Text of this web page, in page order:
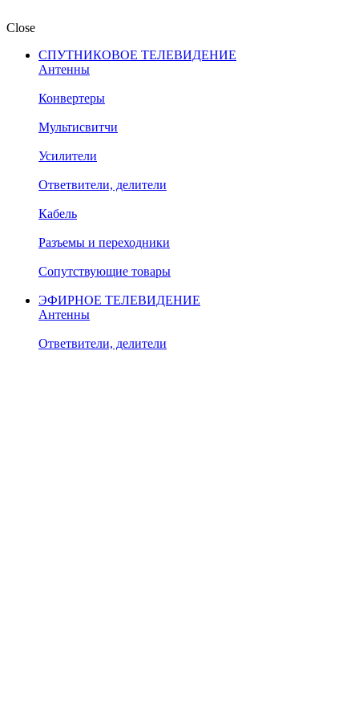
Close
СПУТНИКОВОЕ ТЕЛЕВИДЕНИЕ
Антенны
Конвертеры
Мультисвитчи
Усилители
Ответвители, делители
Кабель
Разъемы и переходники
Сопутствующие товары
ЭФИРНОЕ ТЕЛЕВИДЕНИЕ
Антенны
Ответвители, делители